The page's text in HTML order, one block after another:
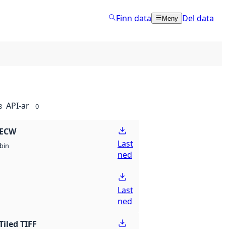
Finn data Meny Del data
API-ar 0
bin
Last
ned
Last
ned
TIFF